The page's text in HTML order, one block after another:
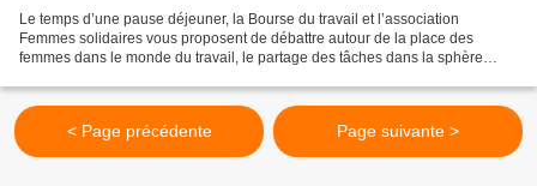
Le temps d’une pause déjeuner, la Bourse du travail et l’association
Femmes solidaires vous proposent de débattre autour de la place des
femmes dans le monde du travail, le partage des tâches dans la sphère
< Page précédente Page suivante >